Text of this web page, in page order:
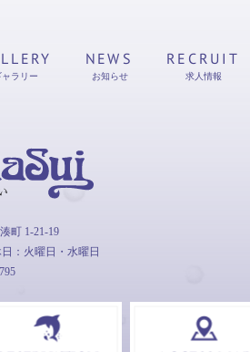
ャラリー
NEWS
お知らせ
RECRUIT
求人情報
町 1-21-19
日：火曜日・水曜日